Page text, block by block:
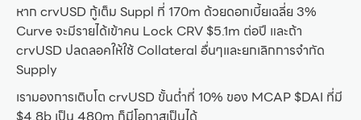
หาก crvUSD กู้เต็ม Suppl ที่ 170m ด้วยดอกเบี้ยเฉลี่ย 3%
Curve จะมีรายได้เข้าคน Lock CRV $5.1m ต่อปี และถ้า
crvUSD ปลดลอคให้ใช้ Collateral อื่นๆและยกเลิกการจำกัด
Supply
เรามองการเติบโต crvUSD ขั้นต่ำที่ 10% ของ MCAP $DAI ที่มี